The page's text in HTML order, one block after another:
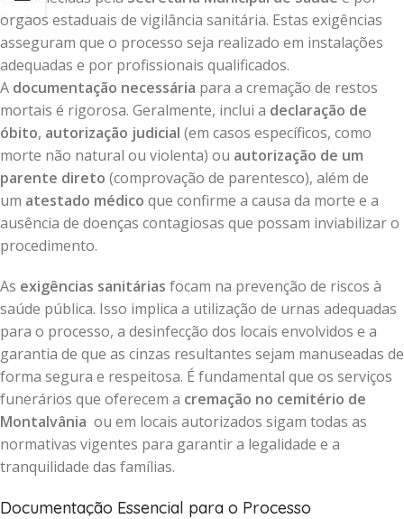
órgãos estaduais de vigilância sanitária. Estas exigências
asseguram que o processo seja realizado em instalações
adequadas e por profissionais qualificados.
A documentação necessária para a cremação de restos
mortais é rigorosa. Geralmente, inclui a declaração de
óbito, autorização judicial (em casos específicos, como
morte não natural ou violenta) ou autorização de um
parente direto (comprovação de parentesco), além de
um atestado médico que confirme a causa da morte e a
ausência de doenças contagiosas que possam inviabilizar o
procedimento.
As exigências sanitárias focam na prevenção de riscos à
saúde pública. Isso implica a utilização de urnas adequadas
para o processo, a desinfecção dos locais envolvidos e a
garantia de que as cinzas resultantes sejam manuseadas de
forma segura e respeitosa. É fundamental que os serviços
funerários que oferecem a cremação no cemitério de
Montalvânia ou em locais autorizados sigam todas as
normativas vigentes para garantir a legalidade e a
tranquilidade das famílias.
Documentação Essencial para o Processo